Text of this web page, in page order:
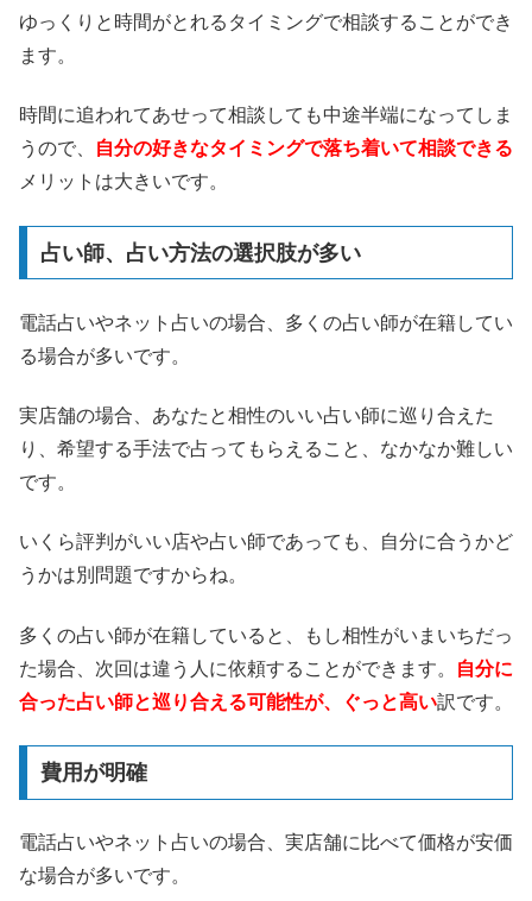
ゆっくりと時間がとれるタイミングで相談することができ
ます。
時間に追われてあせって相談しても中途半端になってしま
うので、
自分の好きなタイミングで落ち着いて相談できる
メリットは大きいです。
占い師、占い方法の選択肢が多い
電話占いやネット占いの場合、多くの占い師が在籍してい
る場合が多いです。
実店舗の場合、あなたと相性のいい占い師に巡り合えた
り、希望する手法で占ってもらえること、なかなか難しい
です。
いくら評判がいい店や占い師であっても、自分に合うかど
うかは別問題ですからね。
多くの占い師が在籍していると、もし相性がいまいちだっ
た場合、次回は違う人に依頼することができます。
自分に
合った占い師と巡り合える可能性が、ぐっと高い訳です。
費用が明確
電話占いやネット占いの場合、実店舗に比べて価格が安価
な場合が多いです。